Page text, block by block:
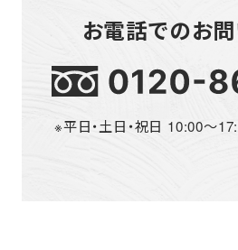
お電話でのお
※平日・土日・祝日 10:00～